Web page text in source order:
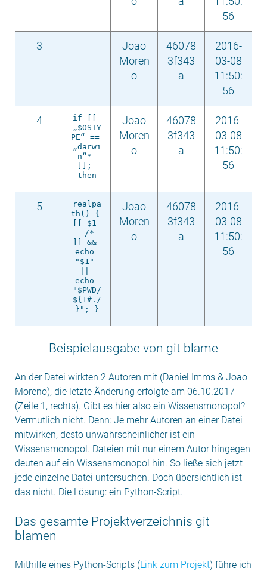
56
3
Joao
Moren
o
46078
3f343
a
2016-
03-08
11:50:
56
4
if [[
„$OSTY
PE“ ==
„darwi
n“*
]];
then
Joao
Moren
o
46078
3f343
a
2016-
03-08
11:50:
56
5
realpa
th() {
[[ $1
= /*
]] &&
echo
"$1"
echo
"$PWD/
${1#./
}"; }
Joao
Moren
o
46078
3f343
a
2016-
03-08
11:50:
56
Beispielausgabe von git blame
An der Datei wirkten 2 Autoren mit (Daniel Imms & Joao
Moreno), die letzte Änderung erfolgte am 06.10.2017
(Zeile 1, rechts). Gibt es hier also ein Wissensmonopol?
Vermutlich nicht. Denn: Je mehr Autoren an einer Datei
mitwirken, desto unwahrscheinlicher ist ein
Wissensmonopol. Dateien mit nur einem Autor hingegen
deuten auf ein Wissensmonopol hin. So ließe sich jetzt
jede einzelne Datei untersuchen. Doch übersichtlich ist
das nicht. Die Lösung: ein Python-Script.
Das gesamte Projektverzeichnis git
blamen
Mithilfe eines Python-Scripts (Link zum Projekt) führe ich